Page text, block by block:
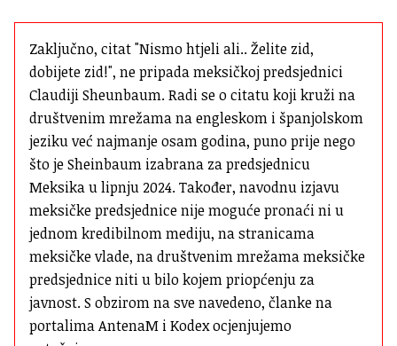
Zaključno, citat "Nismo htjeli ali.. Želite zid,
dobijete zid!", ne pripada meksičkoj predsjednici
Claudiji Sheunbaum. Radi se o citatu koji kruži na
društvenim mrežama na engleskom i španjolskom
jeziku već najmanje osam godina, puno prije nego
što je Sheinbaum izabrana za predsjednicu
Meksika u lipnju 2024. Također, navodnu izjavu
meksičke predsjednice nije moguće pronaći ni u
jednom kredibilnom mediju, na stranicama
meksičke vlade, na društvenim mrežama meksičke
predsjednice niti u bilo kojem priopćenju za
javnost. S obzirom na sve navedeno, članke na
portalima AntenaM i Kodex ocjenjujemo